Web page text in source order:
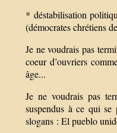
* déstabilisation
(démocrates chrétiens
Je ne voudrais pas
coeur d’ouvriers
âge...
Je ne voudrais pas
suspendus à ce qui se
slogans : El pueblo